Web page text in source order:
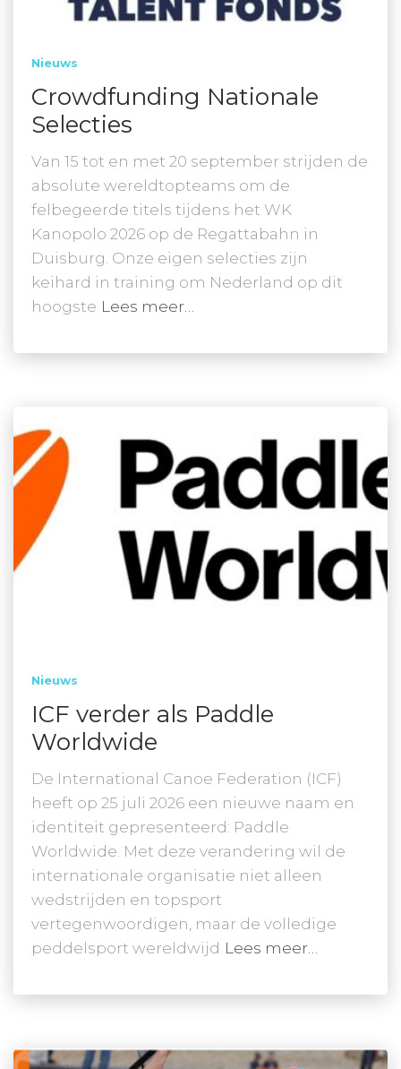
Nieuws
Crowdfunding Nationale
Selecties
Van 15 tot en met 20 september strijden de
absolute wereldtopteams om de
felbegeerde titels tijdens het WK
Kanopolo 2026 op de Regattabahn in
Duisburg. Onze eigen selecties zijn
keihard in training om Nederland op dit
hoogste Lees meer…
Nieuws
ICF verder als Paddle
Worldwide
De International Canoe Federation (ICF)
heeft op 25 juli 2026 een nieuwe naam en
identiteit gepresenteerd: Paddle
Worldwide. Met deze verandering wil de
internationale organisatie niet alleen
wedstrijden en topsport
vertegenwoordigen, maar de volledige
peddelsport wereldwijd Lees meer…